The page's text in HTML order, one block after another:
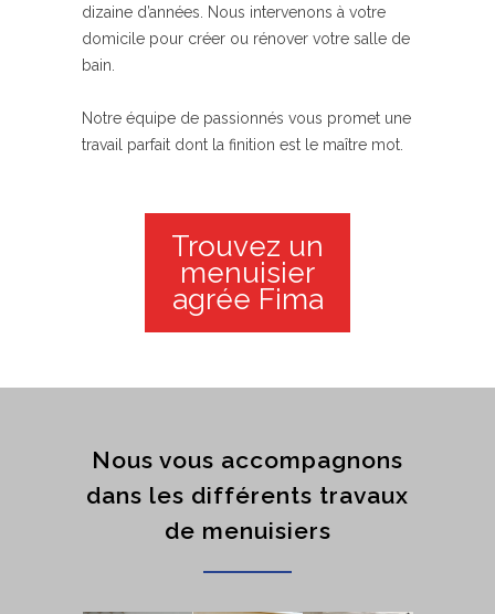
dizaine d’années. Nous intervenons à votre
domicile pour créer ou rénover votre salle de
bain.
Notre équipe de passionnés vous promet une
travail parfait dont la finition est le maître mot.
Trouvez un
menuisier
agrée Fima
Nous vous accompagnons
dans les différents travaux
de menuisiers